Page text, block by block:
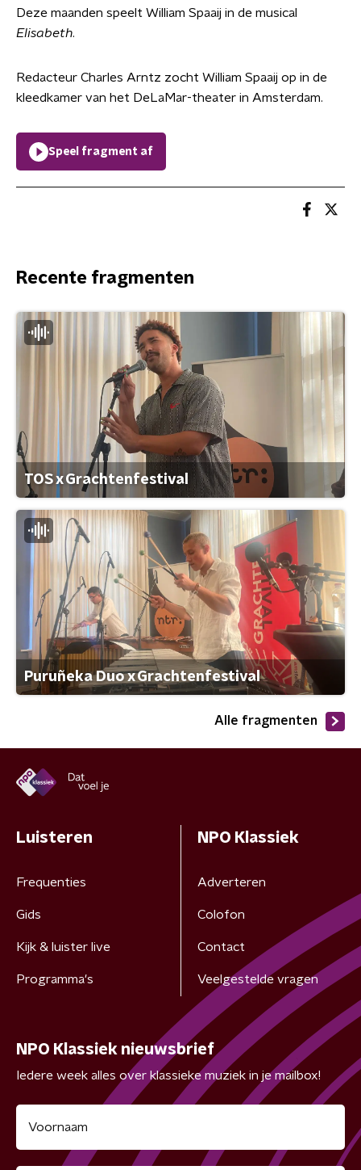
Deze maanden speelt William Spaaij in de musical
Elisabeth.
Redacteur Charles Arntz zocht William Spaaij op in de
kleedkamer van het DeLaMar-theater in Amsterdam.
Speel fragment af
Recente fragmenten
TOS x Grachtenfestival
Puruñeka Duo x Grachtenfestival
Alle fragmenten
Luisteren
Frequenties
Gids
Kijk & luister live
Programma's
NPO Klassiek
Adverteren
Colofon
Contact
Veelgestelde vragen
NPO Klassiek nieuwsbrief
Iedere week alles over klassieke muziek in je mailbox!